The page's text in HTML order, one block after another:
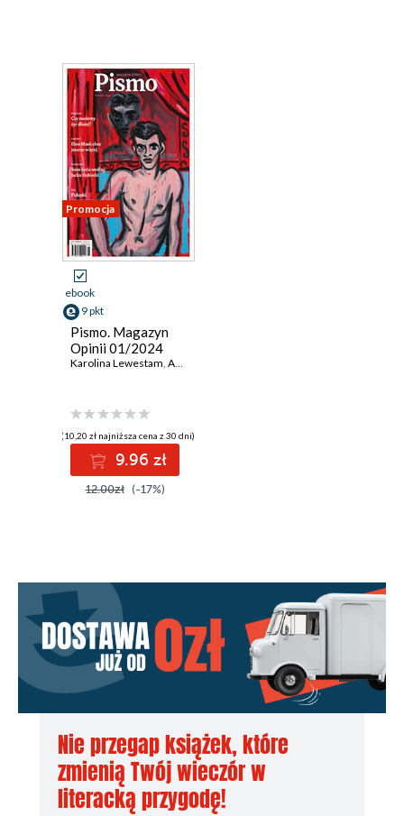
Promocja
ebook
9 pkt
Pismo. Magazyn
Opinii 01/2024
Karolina Lewestam, Aleksandra Warecka
(10,20 zł najniższa cena z 30 dni)
9.96 zł
12.00zł (-17%)
Nie przegap książek, które
zmienią Twój wieczór w
literacką przygodę!